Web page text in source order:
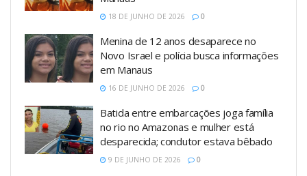
18 DE JUNHO DE 2026 0
Menina de 12 anos desaparece no
Novo Israel e polícia busca informações
em Manaus
16 DE JUNHO DE 2026 0
Batida entre embarcações joga família
no rio no Amazonas e mulher está
desparecida; condutor estava bêbado
9 DE JUNHO DE 2026 0